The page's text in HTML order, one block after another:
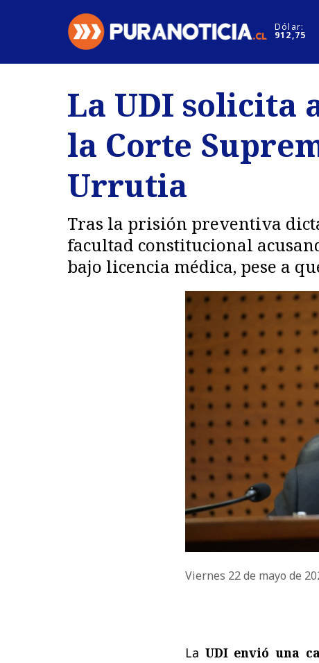
Dólar:
912,75
Regiones
Deportes
Internacional
Motores
La UDI solicita
la Corte
Urrutia
Tras la prisión preventiva
facultad constitucional
bajo licencia médica, pese a
Viernes 22 de mayo de
La UDI envió una